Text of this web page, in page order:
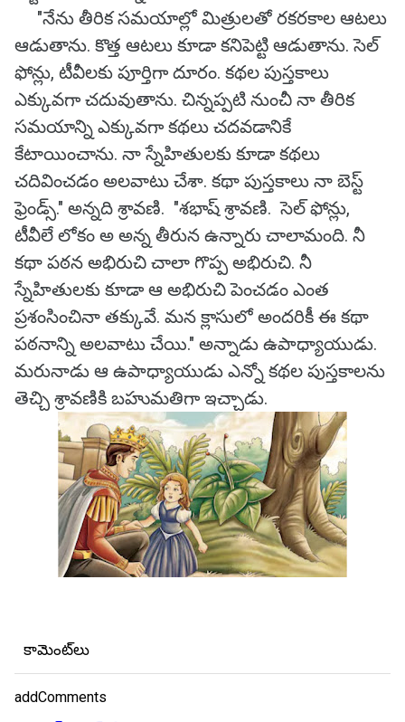
"నేను తీరిక సమయాల్లో మిత్రులతో రకరకాల ఆటలు
ఆడుతాను. కొత్త ఆటలు కూడా కనిపెట్టి ఆడుతాను. సెల్
ఫోన్లు, టీవీలకు పూర్తిగా దూరం. కథల పుస్తకాలు
ఎక్కువగా చదువుతాను. చిన్నప్పటి నుంచీ నా తీరిక
సమయాన్ని ఎక్కువగా కథలు చదవడానికే
కేటాయించాను. నా స్నేహితులకు కూడా కథలు
చదివించడం అలవాటు చేశా. కథా పుస్తకాలు నా బెస్ట్
ఫ్రెండ్స్." అన్నది శ్రావణి. "శభాష్ శ్రావణి. సెల్ ఫోన్లు,
టీవీలే లోకం అ అన్న తీరున ఉన్నారు చాలామంది. నీ
కథా పఠన అభిరుచి చాలా గొప్ప అభిరుచి. నీ
స్నేహితులకు కూడా ఆ అభిరుచి పెంచడం ఎంత
ప్రశంసించినా తక్కువే. మన క్లాసులో అందరికీ ఈ కథా
పఠనాన్ని అలవాటు చేయి." అన్నాడు ఉపాధ్యాయుడు.
మరునాడు ఆ ఉపాధ్యాయుడు ఎన్నో కథల పుస్తకాలను
తెచ్చి శ్రావణికి బహుమతిగా ఇచ్చాడు.
కామెంట్‌లు
addComments